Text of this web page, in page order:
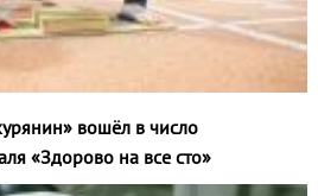
вошёл в число
«Здорово на все сто»